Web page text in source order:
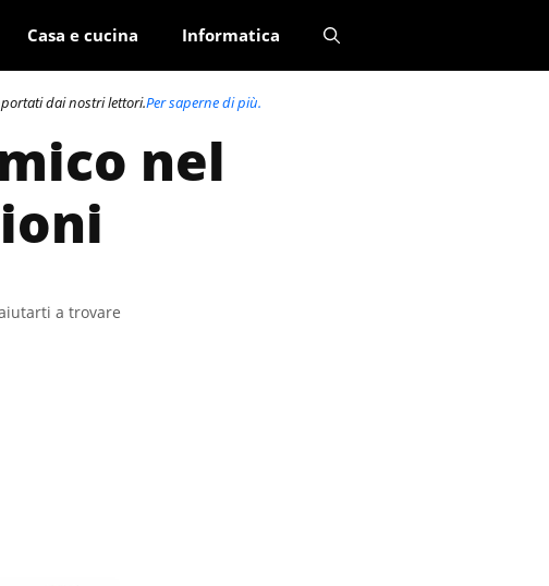
Casa e cucina Informatica
dai nostri lettori.Per saperne di più.
nel
a trovare